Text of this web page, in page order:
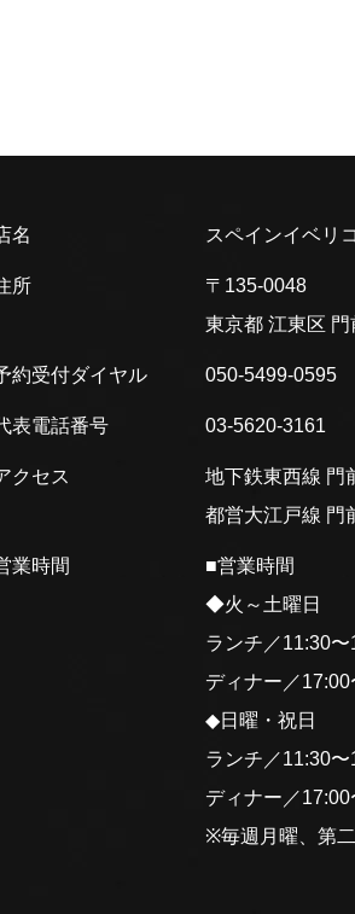
名 スペインイベリ
所
〒135-0048
東京都 江東区
約受付ダイヤル 050-5499-0595
表電話番号 03-5620-3161
クセス
地下鉄東西線 門
都営大江戸線 門
業時間
■営業時間
◆火～土曜日
ランチ／11:30〜
ディナー／17:00
◆日曜・祝日
ランチ／11:30〜
ディナー／17:00
※毎週月曜、第